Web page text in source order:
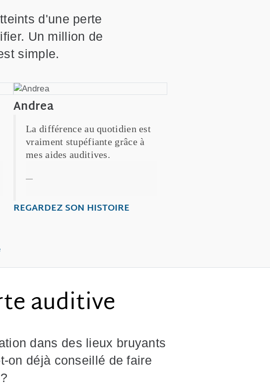
d'une perte
Un million de
simple.
Andrea
La différence au quotidien est
vraiment stupéfiante grâce à
mes aides auditives.
REGARDEZ SON HISTOIRE
auditive
dans des lieux bruyants
on déjà conseillé de faire